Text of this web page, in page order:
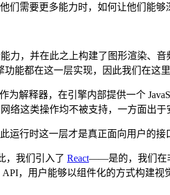
需要更多能力时，如何让他们能够
力，并在此之上构建了图形渲染、
能都在这一层实现，因此我们在这
为解释器，在引擎内部提供一个
络这类操作均不被支持，一方面出
行时这一层才是真正面向用户的接
，我们引入了 React——是的，我们在
，用户能够以组件化的方式构建